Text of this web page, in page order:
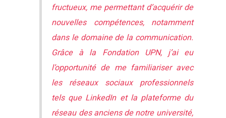
fructueux, me permettant d’acquérir de
nouvelles compétences, notamment
dans le domaine de la communication.
Grâce à la Fondation UPN, j’ai eu
l’opportunité de me familiariser avec
les réseaux sociaux professionnels
tels que LinkedIn et la plateforme du
réseau des anciens de notre université,